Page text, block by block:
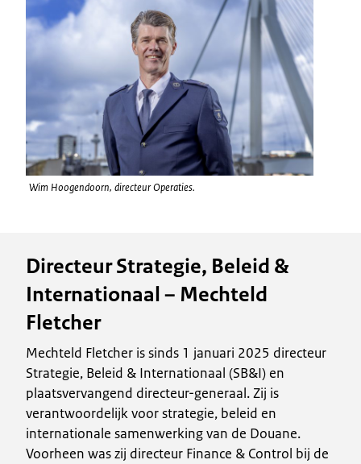
Wim Hoogendoorn, directeur Operaties.
Directeur Strategie, Beleid &
Internationaal – Mechteld
Fletcher
Mechteld Fletcher is sinds 1 januari 2025 directeur
Strategie, Beleid & Internationaal (SB&I) en
plaatsvervangend directeur-generaal. Zij is
verantwoordelijk voor strategie, beleid en
internationale samenwerking van de Douane.
Voorheen was zij directeur Finance & Control bij de